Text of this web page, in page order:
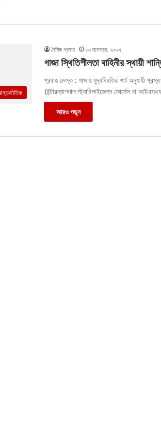
দৈনিক প্রবাহ ১৩ নভেম্বর, ২০২৫
গাজা স্থিতিশীলতা বাহিনীর স্থায়ী
প্রবাহ ডেস্ক : গাজায় যুদ্ধবিরতির শর্ত অনুযায়ী
(ইন্টারন্যাশনাল স্ট্যাবিলাইজেশন ফোর্সেস বা
আরও পড়ুন